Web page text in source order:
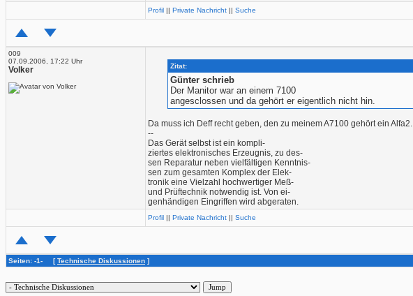
Profil || Private Nachricht || Suche
009
07.09.2006, 17:22 Uhr
Volker Zitat:
Günter schrieb
Der Manitor war an einem 7100
angesclossen und da gehört er eigentlich nicht hin.
Da muss ich Deff recht geben, den zu meinem A7100 gehört ein Alfa2.
--
Das Gerät selbst ist ein kompli-
ziertes elektronisches Erzeugnis, zu des-
sen Reparatur neben vielfältigen Kenntnis-
sen zum gesamten Komplex der Elek-
tronik eine Vielzahl hochwertiger Meß-
und Prüftechnik notwendig ist. Von ei-
genhändigen Eingriffen wird abgeraten.
Profil || Private Nachricht || Suche
Seiten: -1- [Technische Diskussionen ]